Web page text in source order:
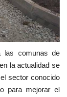
las comunas de
la actualidad se
sector conocido
para mejorar el